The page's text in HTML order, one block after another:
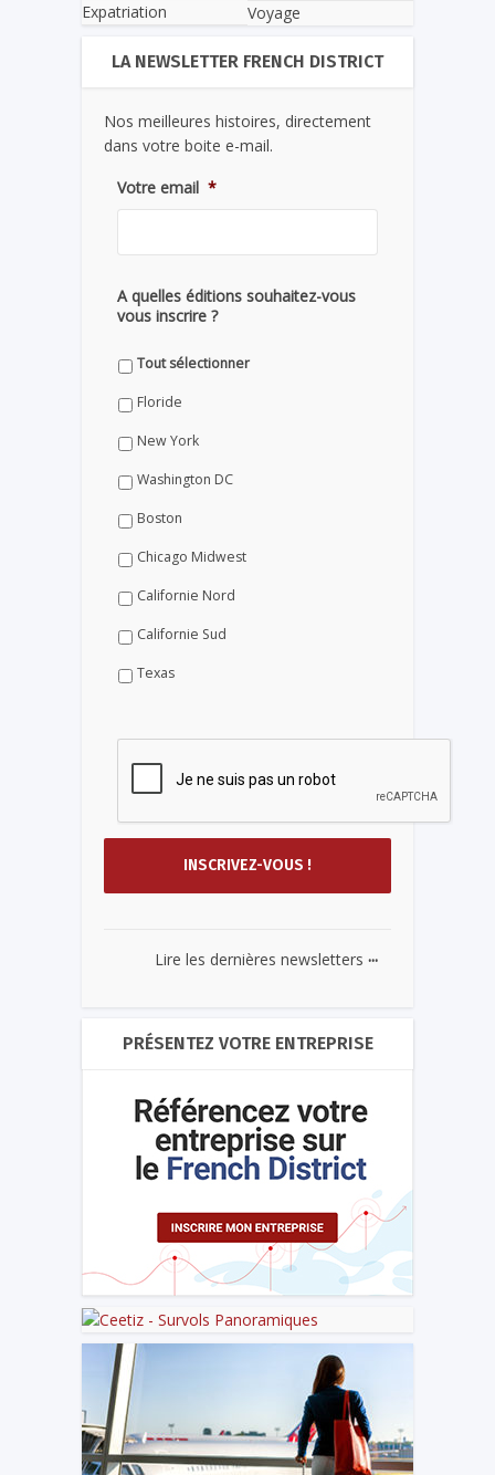
Expatriation
Voyage
LA NEWSLETTER FRENCH DISTRICT
Nos meilleures histoires, directement
dans votre boite e-mail.
Votre email *
A quelles éditions souhaitez-vous
vous inscrire ?
Tout sélectionner
Floride
New York
Washington DC
Boston
Chicago Midwest
Californie Nord
Californie Sud
Texas
Lire les dernières newsletters ...
PRÉSENTEZ VOTRE ENTREPRISE